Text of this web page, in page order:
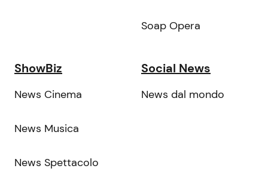
Soap Opera
ShowBiz
News Cinema
News Musica
News Spettacolo
Social News
News dal mondo